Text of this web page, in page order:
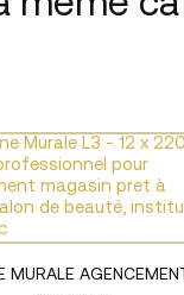
Voir le produit
MURALE